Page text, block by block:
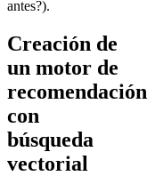
antes?).
Creación de
un motor de
recomendación
con
búsqueda
vectorial